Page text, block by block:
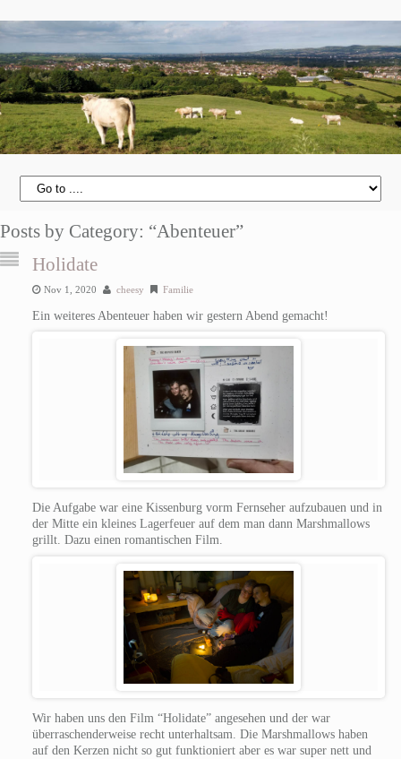
Posts by Category: “Abenteuer”
Holidate
Nov 1, 2020 cheesy Familie
Ein weiteres Abenteuer haben wir gestern Abend gemacht!
Die Aufgabe war eine Kissenburg vorm Fernseher aufzubauen und in
der Mitte ein kleines Lagerfeuer auf dem man dann Marshmallows
grillt. Dazu einen romantischen Film.
Wir haben uns den Film “Holidate” angesehen und der war
überraschenderweise recht unterhaltsam. Die Marshmallows haben
auf den Kerzen nicht so gut funktioniert aber es war super nett und